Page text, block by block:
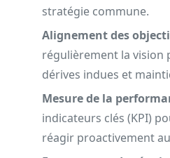
stratégie commune.
Alignement des
régulièrement la vision
dérives indues et
Mesure de la
indicateurs clés (KPI)
réagir proactivement